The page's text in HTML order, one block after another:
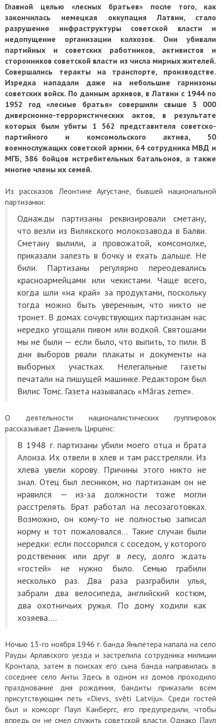
Главной целью «лесных братьев» после того, как
закончилась немецкая оккупация Латвии, стало
разрушение инфраструктуры советской власти и
недопущение организации колхозов. Они убивали
партийных и советских работников, активистов и
сторонников советской власти из числа мирных жителей.
Совершались теракты на транспорте, производстве.
Изредка нападали даже на небольшие гарнизоны
советских войск. По данным архивов, в Латвии с 1944 по
1952 год «лесные братья» совершили свыше 3 000
диверсионно-террористических актов, в результате
которых были убиты 1 562 представителя советско-
партийного и комсомольского актива, 50
военнослужащих советской армии, 64 сотрудника МВД и
МГБ, 386 бойцов истребительных батальонов, а также
многие члены их семей.
Из рассказов Леонтине Аугустане, бывшей национальной
партизанки:
Однажды партизаны реквизировали сметану,
что везли из Вилякского молокозавода в Балви.
Сметану вылили, а провожатой, комсомолке,
приказали залезть в бочку и ехать дальше. Не
били. Партизаны регулярно переодевались
красноармейцами или чекистами. Чаще всего,
когда шли «на край» за продуктами, поскольку
тогда можно быть уверенным, что никто не
тронет. В домах сочувствующих партизанам нас
нередко угощали пивом или водкой. Святошами
мы не были — если было, что выпить, то пили. В
дни выборов рвали плакаты и документы на
выборных участках. Нелегальные газеты
печатали на пишущей машинке. Редактором был
Вилис Томс. Газета называлась «Māras zeme».
О деятельности националистических группировок
рассказывает Даниель Цирценс:
В 1948 г. партизаны убили моего отца и брата
Алоиза. Их отвели в хлев и там расстреляли. Из
хлева увели корову. Причины этого никто не
знал. Отец был лесником, но партизанам он не
нравился — из-за должности тоже могли
расстрелять. Брат работал на лесозаготовках.
Возможно, он кому-то не полностью записал
норму и тот пожаловался… Такие случаи были
нередки: если поссорился с соседом, у которого
родственник или друг в лесу, долго ждать
«гостей» не нужно было. Семью грабили
несколько раз. Два раза разграбили улья,
забрали два велосипеда, английский костюм,
два охотничьих ружья. По дому ходили как
хозяева….
Ночью 13-го ноября 1946 г. банда Яньпетера напала на село
Рауды Арлавского уезда и застрелила сотрудника милиции
Кронтала, затем в поисках его сына банда направилась в
соседнее село Анты. Здесь в одном из домов проходило
празднование дня рождения, бандиты приказали всем
присутствующим петь «Dievs, svēti Latviju». Среди гостей
был и комсорг Паул Канбергс, его предупредили, чтобы
впредь он не смел служить советской власти. Однако Паул